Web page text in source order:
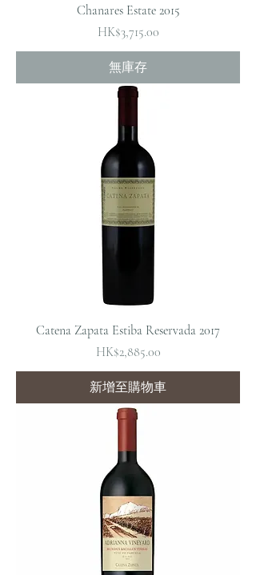
Chanares Estate 2015
價格
HK$3,715.00
無庫存
Catena Zapata Estiba Reservada 2017
價格
HK$2,885.00
新增至購物車